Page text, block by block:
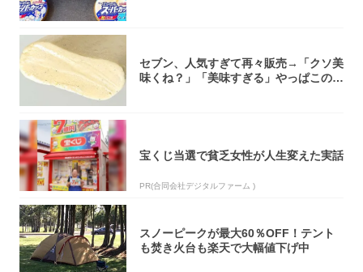
セブン、人気すぎて再々販売→「クソ美
味くね？」「美味すぎる」やっぱこのク
宝くじ当選で貧乏女性が人生変えた実話
PR(合同会社デジタルファーム )
スノーピークが最大60％OFF！テント
も焚き火台も楽天で大幅値下げ中